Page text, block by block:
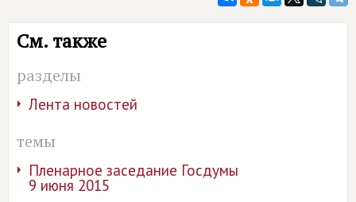
См. также
разделы
Лента новостей
темы
Пленарное заседание Госдумы
9 июня 2015